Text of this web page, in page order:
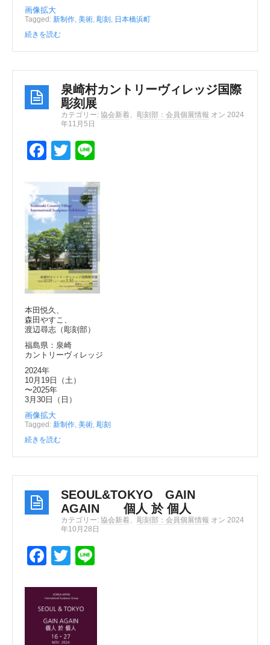
画像拡大
Tagged: 新制作, 美術, 彫刻 , 日本橋浜町
続きを読む
泉崎村カントリーヴィレッジ国際
彫刻展
カテゴリー: 協会新着、 彫刻部：会員個展情報 オン 2024
年11月5日
F
c
e
b
o
o
k
T
tt
er
e
本田悦久、
森田やすこ、
渡辺尋志（彫刻部）
福島県：泉崎
カントリーヴィレッジ
2024年
10月19日（土）
〜2025年
3月30日（日）
画像拡大
Tagged: 新制作, 美術, 彫刻
続きを読む
SEOUL&TOKYO GAIN
AGAIN 個人 於 個人
カテゴリー: 協会新着、 彫刻部：会員個展情報 オン 2024
年10月28日
F
c
e
b
T
tt
er
e